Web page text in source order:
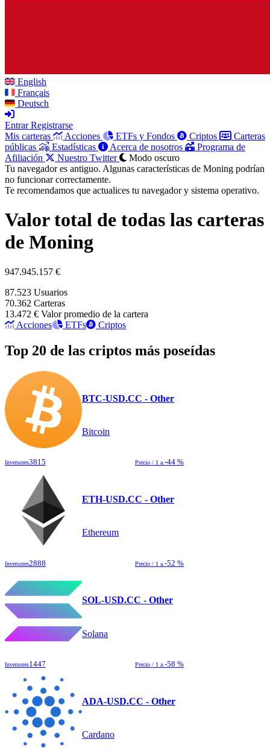
English
Français
Deutsch
Entrar Registrarse
Mis carteras
Acciones ETFs y Fondos Criptos
Carteras
públicas
Estadísticas Acerca de nosotros
Programa de
Afiliación
Nuestro Twitter
Modo oscuro
Tu navegador es antiguo. Algunas características de Moning podrían
no funcionar correctamente.
Te recomendamos que actualices tu navegador y sistema operativo.
Valor total de todas las carteras
de Moning
947.945.157 €
87.523 Usuarios
70.362 Carteras
13.472 € Valor promedio de la cartera
Acciones
ETFs Criptos
Top 20 de las criptos más poseídas
BTC-USD.CC - Other
Bitcoin
Inversores3815 Precio / 1 a.-44 %
ETH-USD.CC - Other
Ethereum
Inversores2888 Precio / 1 a. -52 %
SOL-USD.CC - Other
Solana
Inversores1447 Precio / 1 a. -58 %
ADA-USD.CC - Other
Cardano